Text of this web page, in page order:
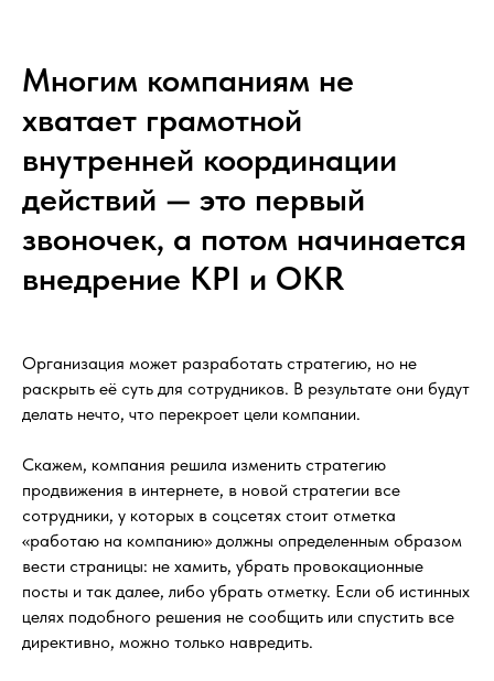
Многим компаниям не
хватает грамотной
внутренней координации
действий — это первый
звоночек, а потом начинается
внедрение KPI и OKR
Организация может разработать стратегию, но не
раскрыть её суть для сотрудников. В результате они будут
делать нечто, что перекроет цели компании.
Скажем, компания решила изменить стратегию
продвижения в интернете, в новой стратегии все
сотрудники, у которых в соцсетях стоит отметка
«работаю на компанию» должны определенным образом
вести страницы: не хамить, убрать провокационные
посты и так далее, либо убрать отметку. Если об истинных
целях подобного решения не сообщить или спустить все
директивно, можно только навредить.